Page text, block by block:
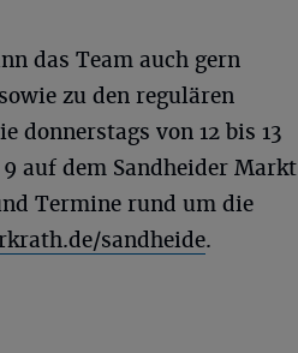
das Team auch gern
sowie zu den regulären
donnerstags von 12 bis 13
auf dem Sandheider Markt
Termine rund um die
sandheide.